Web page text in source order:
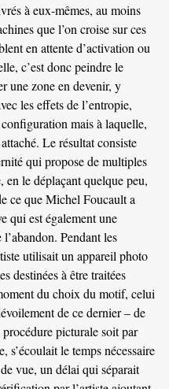
à eux-mêmes, au moins
que l’on croise sur ces
en attente d’activation ou
c’est donc peindre le
une zone en devenir, y
les effets de l’entropie,
mais à laquelle,
attaché. Le résultat consiste
qui propose de multiples
le déplaçant quelque peu,
ce que Michel Foucault a
qui est également une
Pendant les
utilisait un appareil photo
destinées à être traitées
du choix du motif, celui
de ce dernier – de
picturale soit par
s’écoulait le temps nécessaire
vue, un délai qui séparait